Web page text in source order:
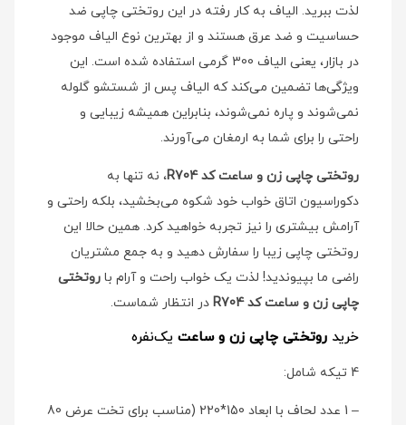
لذت ببرید. الیاف به کار رفته در این روتختی چاپی ضد
حساسیت و ضد عرق هستند و از بهترین نوع الیاف موجود
در بازار، یعنی الیاف 300 گرمی استفاده شده است. این
ویژگی‌ها تضمین می‌کند که الیاف پس از شستشو گلوله
نمی‌شوند و پاره نمی‌شوند، بنابراین همیشه زیبایی و
راحتی را برای شما به ارمغان می‌آورند.
روتختی چاپی زن و ساعت کد R704
، نه تنها به
دکوراسیون اتاق خواب خود شکوه می‌بخشید، بلکه راحتی و
آرامش بیشتری را نیز تجربه خواهید کرد. همین حالا این
روتختی چاپی زیبا را سفارش دهید و به جمع مشتریان
راضی ما بپیوندید! لذت یک خواب راحت و آرام با روتختی
چاپی زن و ساعت کد R704
در انتظار شماست.
خرید روتختی چاپی زن و ساعت یک‌نفره
4 تیکه شامل:
– 1 عدد لحاف با ابعاد 150*220 (مناسب برای تخت عرض 80